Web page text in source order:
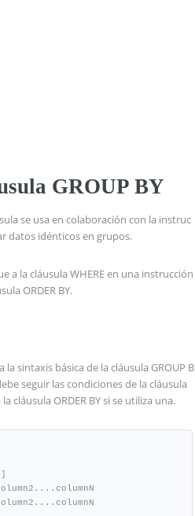
GROUP BY
se usa en colaboración con la instruc
datos idénticos en grupos.
a la cláusula WHERE en una instrucción
ORDER BY.
sintaxis básica de la cláusula GROUP B
seguir las condiciones de la cláusula
cláusula ORDER BY si se utiliza una.